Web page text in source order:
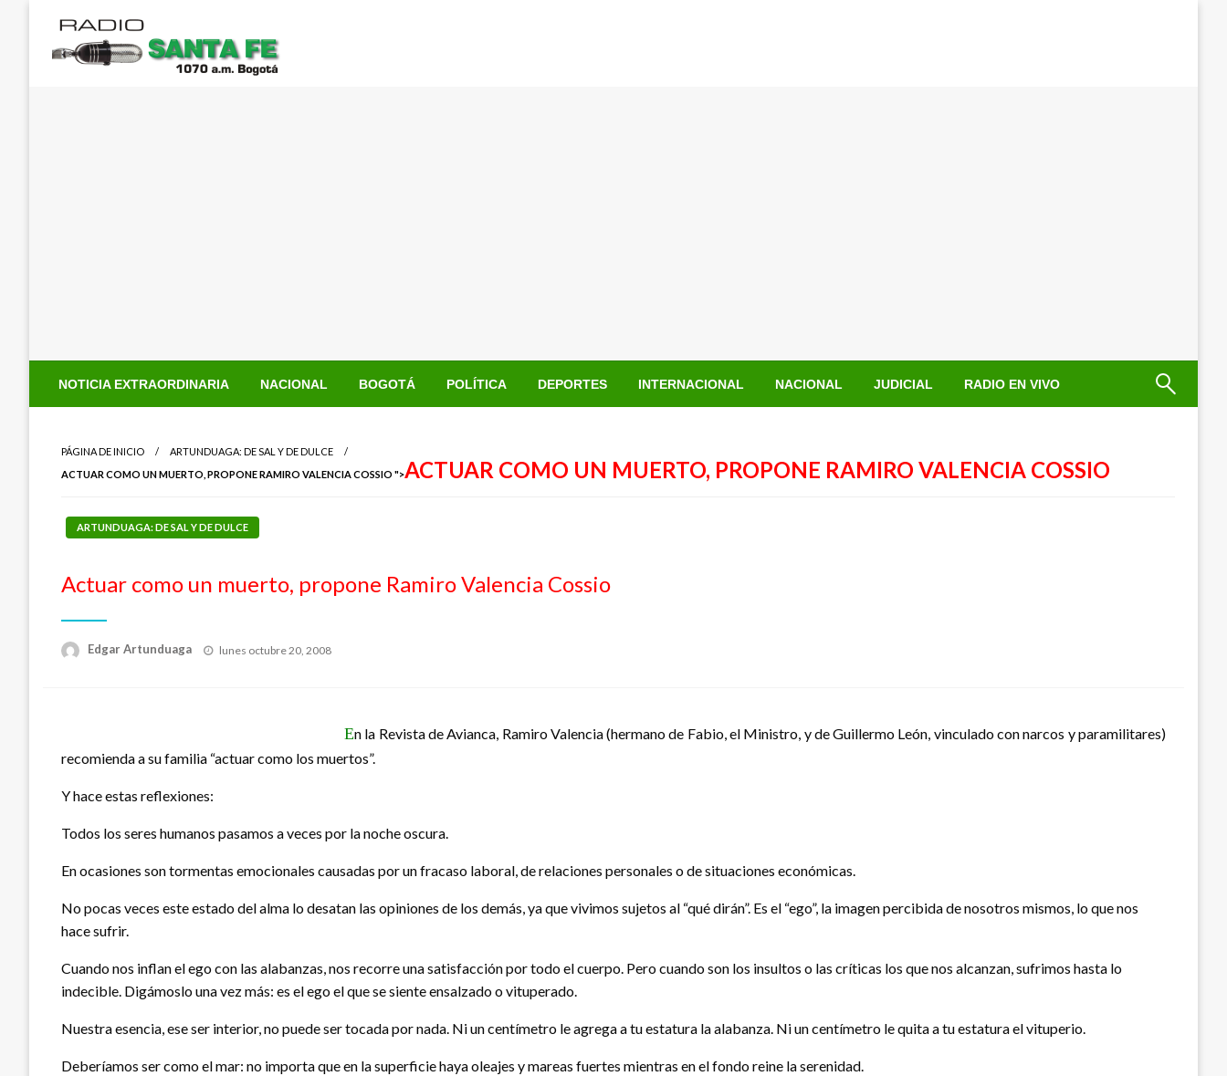
contenido
NOTICIA EXTRAORDINARIA NACIONAL BOGOTÁ POLÍTICA DEPORTES INTERNACIONAL NACIONAL JUDICIAL RADIO EN VIVO
PÁGINA DE INICIO
ARTUNDUAGA: DE SAL Y DE DULCE
ACTUAR COMO UN MUERTO, PROPONE RAMIRO VALENCIA COSSIO ">ACTUAR COMO UN MUERTO, PROPONE RAMIRO VALENCIA COSSIO
ARTUNDUAGA: DE SAL Y DE DULCE
Actuar como un muerto, propone Ramiro Valencia Cossio
Edgar Artunduaga
Publicado
lunes octubre 20, 2008
En la Revista de Avianca, Ramiro Valencia (hermano de Fabio, el Ministro, y de Guillermo León, vinculado con narcos y paramilitares)
recomienda a su familia “actuar como los muertos”.
Y hace estas reflexiones:
Todos los seres humanos pasamos a veces por la noche oscura.
En ocasiones son tormentas emocionales causadas por un fracaso laboral, de relaciones personales o de situaciones económicas.
No pocas veces este estado del alma lo desatan las opiniones de los demás, ya que vivimos sujetos al “qué dirán”. Es el “ego”, la imagen percibida de nosotros mismos, lo que nos
hace sufrir.
Cuando nos inflan el ego con las alabanzas, nos recorre una satisfacción por todo el cuerpo. Pero cuando son los insultos o las críticas los que nos alcanzan, sufrimos hasta lo
indecible. Digámoslo una vez más: es el ego el que se siente ensalzado o vituperado.
Nuestra esencia, ese ser interior, no puede ser tocada por nada. Ni un centímetro le agrega a tu estatura la alabanza. Ni un centímetro le quita a tu estatura el vituperio.
Deberíamos ser como el mar: no importa que en la superficie haya oleajes y mareas fuertes mientras en el fondo reine la serenidad.